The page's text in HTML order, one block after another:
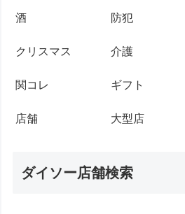
酒 防犯
クリスマス 介護
関コレ ギフト
店舗 大型店
ダイソー店舗検索